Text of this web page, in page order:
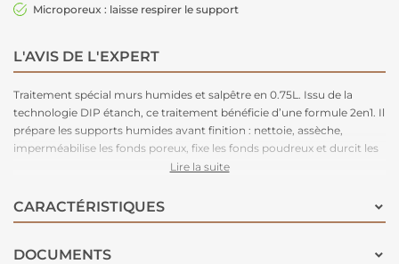
Microporeux : laisse respirer le support
L'AVIS DE L'EXPERT
Traitement spécial murs humides et salpêtre en 0.75L. Issu de la
technologie DIP étanch, ce traitement bénéficie d’une formule 2en1. Il
prépare les supports humides avant finition : nettoie, assèche,
imperméabilise les fonds poreux, fixe les fonds poudreux et durcit les
plâtres friables. Il nettoie et bloque les remontées de sel provenant
respirer le support et permet à l’eau de s’évaporer. Il peut être
recouvert après séchage par une peinture ou un papier-peint
Lire la suite
CARACTÉRISTIQUES
DOCUMENTS